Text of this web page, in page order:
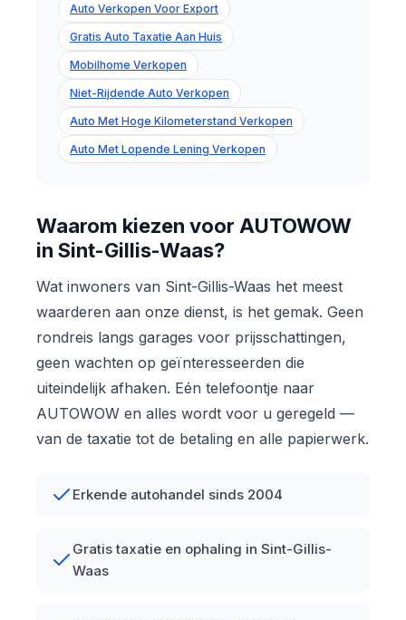
Auto Verkopen Voor Export
Gratis Auto Taxatie Aan Huis
Mobilhome Verkopen
Niet-Rijdende Auto Verkopen
Auto Met Hoge Kilometerstand Verkopen
Auto Met Lopende Lening Verkopen
Waarom kiezen voor AUTOWOW
in Sint-Gillis-Waas?
Wat inwoners van Sint-Gillis-Waas het meest
waarderen aan onze dienst, is het gemak. Geen
rondreis langs garages voor prijsschattingen,
geen wachten op geïnteresseerden die
uiteindelijk afhaken. Eén telefoontje naar
AUTOWOW en alles wordt voor u geregeld —
van de taxatie tot de betaling en alle papierwerk.
Erkende autohandel sinds 2004
Gratis taxatie en ophaling in Sint-Gillis-
Waas